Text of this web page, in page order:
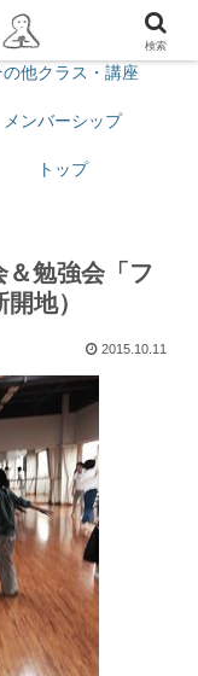
今月の予定
の他クラス・講座
メンバーシップ
トップ
＆勉強会「フ
地）
2015.10.11
検索